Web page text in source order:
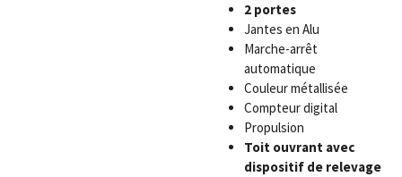
2 portes
Jantes en Alu
Marche-arrêt
automatique
Couleur métallisée
Compteur digital
Propulsion
Toit ouvrant avec
dispositif de relevage